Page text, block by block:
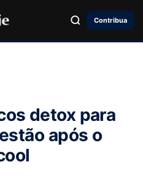
Contribua
detox para
após o